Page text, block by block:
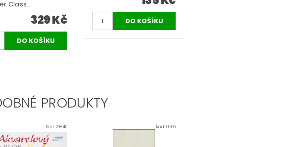
Class...
329 Kč
PRODUKTY
Kód: 20840 Kód: 9906